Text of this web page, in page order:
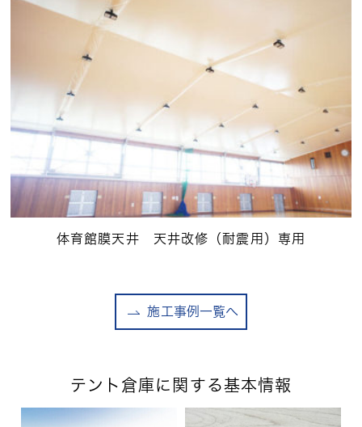
体育館膜天井 天井改修（耐震用）専用
施工事例一覧へ
テント倉庫に関する基本情報